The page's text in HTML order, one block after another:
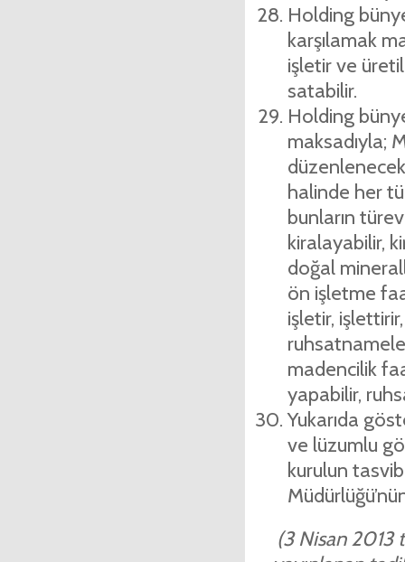
Holding
karşılamak
işletir ve
satabilir.
Holding
maksadıyla;
halinde her
bunların
kiralayabilir,
doğal
ön işletme
işletir,
madencilik
yapabilir,
Yukarıda
ve lüzumlu
kurulun
(3 Nisan 2013